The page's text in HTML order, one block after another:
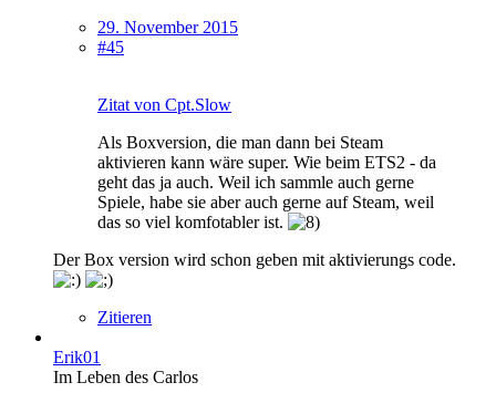
29. November 2015
#45
Zitat von Cpt.Slow
Als Boxversion, die man dann bei Steam
aktivieren kann wäre super. Wie beim ETS2 - da
geht das ja auch. Weil ich sammle auch gerne
Spiele, habe sie aber auch gerne auf Steam, weil
das so viel komfotabler ist.
Der Box version wird schon geben mit aktivierungs code.
Zitieren
Erik01
Im Leben des Carlos